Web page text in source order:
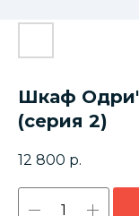
Шкаф
(серия 2)
12 800 р.